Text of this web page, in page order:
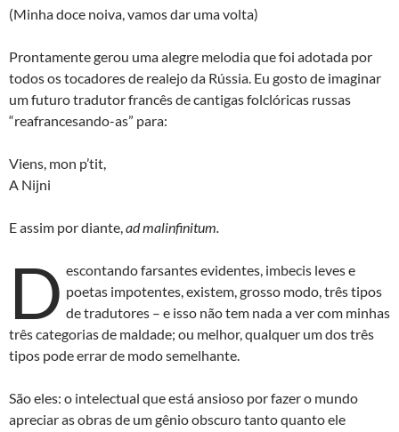
(Minha doce noiva, vamos dar uma volta)
Prontamente gerou uma alegre melodia que foi adotada por
todos os tocadores de realejo da Rússia. Eu gosto de imaginar
um futuro tradutor francês de cantigas folclóricas russas
“reafrancesando-as” para:
Viens, mon p’tit,
A Nijni
E assim por diante,ad malinfinitum.
D escontando farsantes evidentes, imbecis leves e
poetas impotentes, existem, grosso modo, três tipos
de tradutores – e isso não tem nada a ver com minhas
três categorias de maldade; ou melhor, qualquer um dos três
tipos pode errar de modo semelhante.
São eles: o intelectual que está ansioso por fazer o mundo
apreciar as obras de um gênio obscuro tanto quanto ele